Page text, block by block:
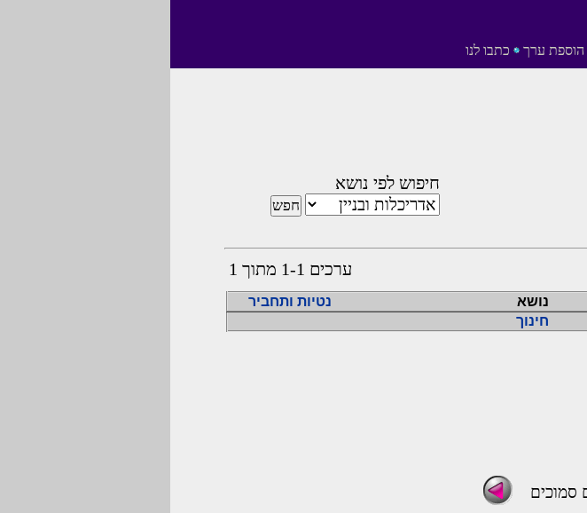
הוספת ערך כתבו לנו
חיפוש לפי נושא
ערכים 1-1 מתוך 1
נושא
נטיות ותחביר
חינוך
סמוכים